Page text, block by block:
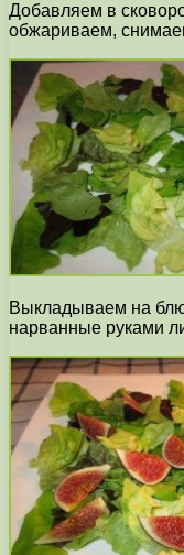
Добавляем в
обжариваем,
Выкладываем на
нарванные руками